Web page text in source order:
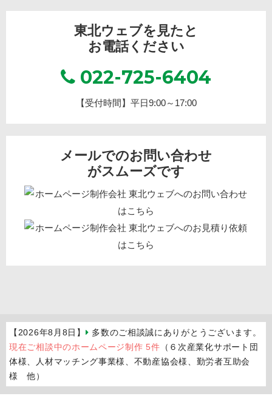
東北ウェブを見たと
お電話ください
022-725-6404
【受付時間】平日9:00～17:00
メールでのお問い合わせ
がスムーズです
【2026年8月8日】
多数のご相談誠にありがとうございます。
現在ご相談中のホームページ制作 5件 （６次産業化サポート団
体様、人材マッチング事業様、不動産協会様、勤労者互助会
様 他）